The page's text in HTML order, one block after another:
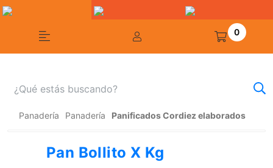
0
Panadería Panadería Panificados Cordiez elaborados
Pan Bollito X Kg